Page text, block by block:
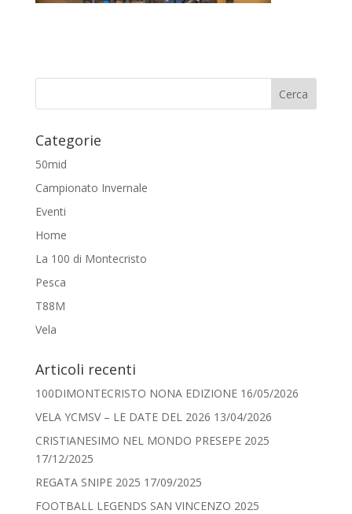
Categorie
50mid
Campionato Invernale
Eventi
Home
La 100 di Montecristo
Pesca
T88M
Vela
Articoli recenti
100DIMONTECRISTO NONA EDIZIONE 16/05/2026
VELA YCMSV – LE DATE DEL 2026 13/04/2026
CRISTIANESIMO NEL MONDO PRESEPE 2025
17/12/2025
REGATA SNIPE 2025 17/09/2025
FOOTBALL LEGENDS SAN VINCENZO 2025